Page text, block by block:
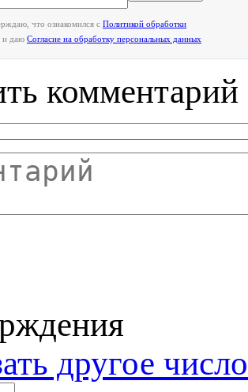
что ознакомился с Политикой обработки
, и даю Согласие на обработку персональных данных
комментарий
другое число